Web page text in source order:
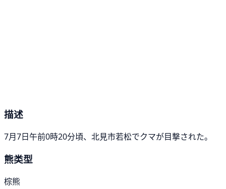
描述
7月7日午前0時20分頃、北見市若松でクマが目撃された。
熊类型
棕熊